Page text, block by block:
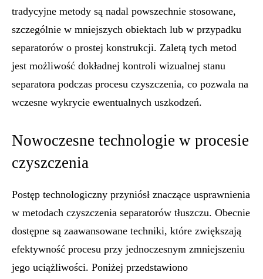
tradycyjne metody są nadal powszechnie stosowane,
szczególnie w mniejszych obiektach lub w przypadku
separatorów o prostej konstrukcji. Zaletą tych metod
jest możliwość dokładnej kontroli wizualnej stanu
separatora podczas procesu czyszczenia, co pozwala na
wczesne wykrycie ewentualnych uszkodzeń.
Nowoczesne technologie w procesie
czyszczenia
Postęp technologiczny przyniósł znaczące usprawnienia
w metodach czyszczenia separatorów tłuszczu. Obecnie
dostępne są zaawansowane techniki, które zwiększają
efektywność procesu przy jednoczesnym zmniejszeniu
jego uciążliwości. Poniżej przedstawiono